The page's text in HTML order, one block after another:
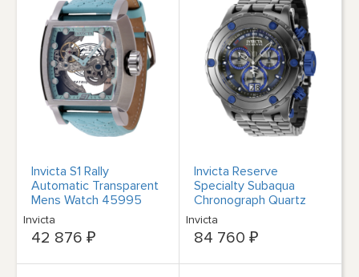
Invicta S1 Rally
Automatic Transparent
Mens Watch 45995
Invicta
42 876 ₽
Invicta Reserve
Specialty Subaqua
Chronograph Quartz
Mens Watch 39847
Invicta
84 760 ₽